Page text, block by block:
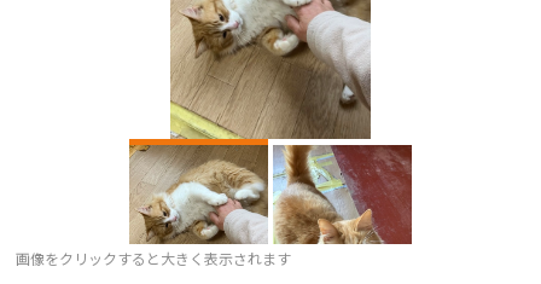
画像をクリックすると大きく表示されます